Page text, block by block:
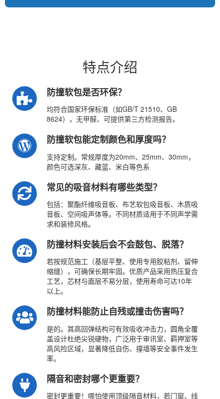
特点介绍
防撞软包是否环保？
均符合国家环保标准（如GB/T 21510、GB
8624），无甲醛、可提供第三方检测报告。
防撞软包能定制颜色和厚度吗？
支持定制。常规厚度为20mm、25mm、30mm，
颜色可选深灰、藏蓝、米白等色系
常见的吸音材料有哪些类型？
包括：聚酯纤维吸音板、布艺软包吸音板、木质吸
音板、空间吸声体等。不同材质适用于不同声学需
求和装修风格。
防撞材料安装后会不会鼓包、脱落？
若按规范施工（基层平整、使用专用胶粘剂、留伸
缩缝），可确保长期牢固。优质产品采用热压复合
工艺，芯材与面层不易分层，使用寿命可达10年
以上。
防撞材料能防止自残或撞击伤害吗？
是的。其高回弹结构可有效吸收冲击力，圆角全覆
盖设计杜绝尖锐硬物，广泛用于审讯室、羁押室等
高风险区域，显著降低自伤、撞墙等安全事件发生
率。
隔音和密封哪个更重要？
密封更重要！哪怕使用顶级隔音材料，若门窗、线